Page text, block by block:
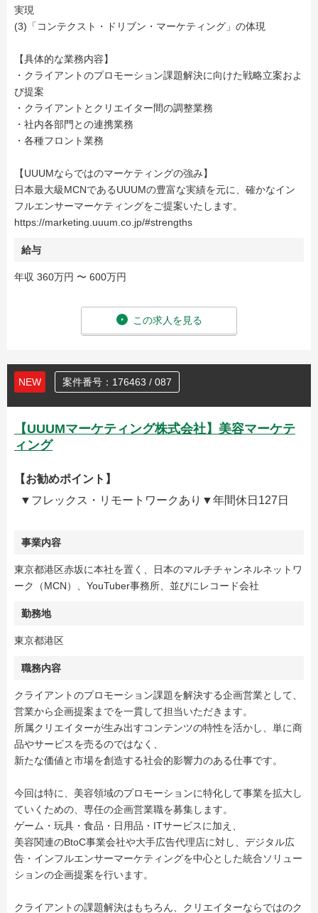
実現
(3)「コンテクスト・ドリブン・マーケティング」の体現
【具体的な業務内容】
・クライアントのプロモーション課題解決に向けた戦略立案およ
び提案
・クライアントとクリエイター間の調整業務
・社内各部門との連携業務
・各種フロント業務
【UUUMならではのマーケティングの強み】
日本最大級MCNであるUUUMの豊富な実績を元に、確かなイン
フルエンサーマーケティングをご提案いたします。
https://marketing.uuum.co.jp/#strengths
給与
年収 360万円 〜 600万円
この求人を見る
NEW 案件番号：176463 / 087
【UUUMマーケティング株式会社】美容マーケテ
ィング
【お勧めポイント】
▼フレックス・リモートワークあり▼年間休日127日
事業内容
東京都港区赤坂に本社を置く、日本のマルチチャンネルネットワ
ーク（MCN）、YouTuber事務所、並びにレコード会社
勤務地
東京都港区
職務内容
クライアントのプロモーション課題を解決する企画営業として、
営業から企画提案までを一貫して担当いただきます。
所属クリエイターが生み出すコンテンツの特性を活かし、単に商
品やサービスを売るのではなく、
新たな価値と市場を創造する社会的影響力のある仕事です。
今回は特に、美容領域のプロモーションに特化して事業を拡大し
ていくための、専任の企画営業職を募集します。
ゲーム・玩具・食品・日用品・ITサービスに加え、
美容関連のBtoC事業会社や大手広告代理店に対し、デジタル広
告・インフルエンサーマーケティングを中心とした統合ソリュー
ションの企画提案を行います。
クライアントの課題解決はもちろん、クリエイターならではのク